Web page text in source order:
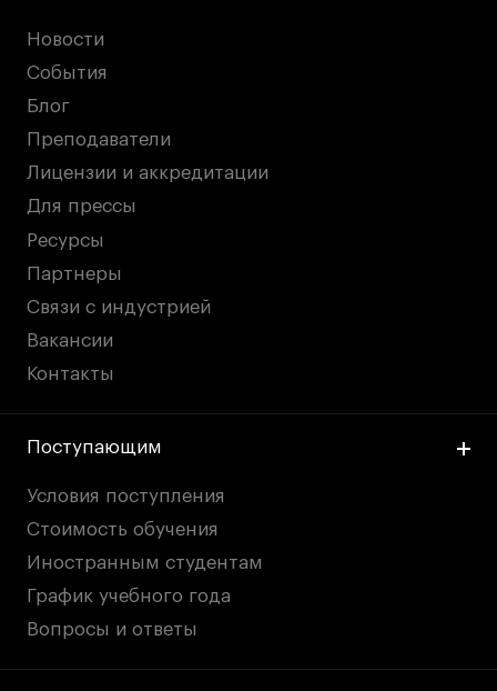
Новости
События
Блог
Преподаватели
Лицензии и аккредитации
Для прессы
Ресурсы
Партнеры
Связи с индустрией
Вакансии
Контакты
Поступающим
Условия поступления
Стоимость обучения
Иностранным студентам
График учебного года
Вопросы и ответы